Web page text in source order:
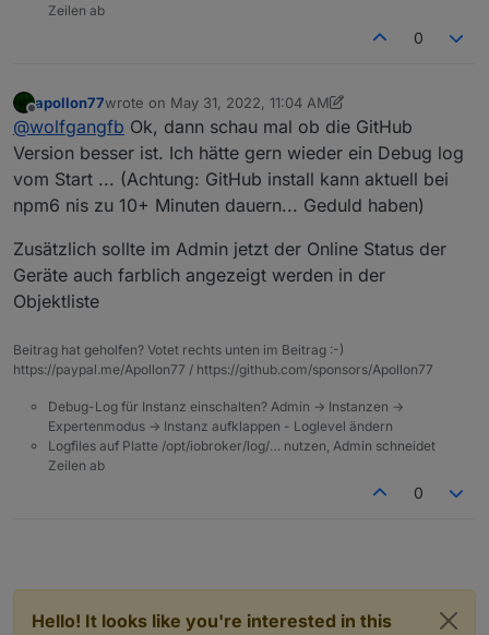
Zeilen ab
0
Offline
apollon77wrote on May 31, 2022, 11:04 AM
last edited by apollon77 May 31, 2022, 1:05 PM
@wolfgangfb Ok, dann schau mal ob die GitHub
Version besser ist. Ich hätte gern wieder ein Debug log
vom Start ... (Achtung: GitHub install kann aktuell bei
npm6 nis zu 10+ Minuten dauern... Geduld haben)
Zusätzlich sollte im Admin jetzt der Online Status der
Geräte auch farblich angezeigt werden in der
Objektliste
Beitrag hat geholfen? Votet rechts unten im Beitrag :-)
https://paypal.me/Apollon77 / https://github.com/sponsors/Apollon77
Debug-Log für Instanz einschalten? Admin -> Instanzen ->
Expertenmodus -> Instanz aufklappen - Loglevel ändern
Logfiles auf Platte /opt/iobroker/log/… nutzen, Admin schneidet
Zeilen ab
0
Hello! It looks like you're interested in this